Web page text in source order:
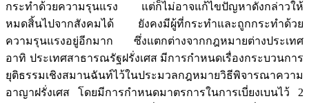
กระทำด้วยความรุนแรง แต่ก็ไม่อาจแก้ไขปัญหาดังกล่าวให้
หมดสิ้นไปจากสังคมได้ ยังคงมีผู้ที่กระทำและถูกกระทำด้วย
ความรุนแรงอยู่อีกมาก ซึ่งแตกต่างจากกฎหมายต่างประเทศ
อาทิ ประเทศสาธารณรัฐฝรั่งเศส มีการกำหนดเรื่องกระบวนการ
ยุติธรรมเชิงสมานฉันท์ไว้ในประมวลกฎหมายวิธีพิจารณาความ
อาญาฝรั่งเศส โดยมีการกำหนดมาตรการในการเบี่ยงเบนไว้ 2